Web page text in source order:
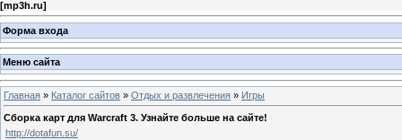
[mp3h.ru]
Форма входа
Меню сайта
Главная » Каталог сайтов » Отдых и развлечения » Игры
Сборка карт для Warcraft 3. Узнайте больше на сайте!
http://dotafun.su/